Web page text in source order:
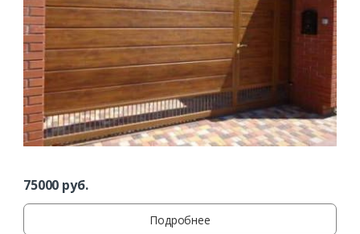
75000 руб.
Подробнее